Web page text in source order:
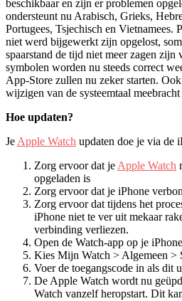
beschikbaar en zijn er problemen
ondersteunt nu Arabisch, Grieks,
Portugees, Tsjechisch en Vietnamees.
niet werd bijgewerkt zijn opgelost,
spaarstand de tijd niet meer zagen zijn
symbolen worden nu steeds correct
App-Store zullen nu zeker starten.
wijzigen van de systeemtaal
Hoe updaten?
Je Apple Watch updaten doe je via de
Zorg ervoor dat je Apple Watch
opgeladen is
Zorg ervoor dat je iPhone
Zorg ervoor dat tijdens het
iPhone niet te ver uit mekaar
verbinding verliezen.
Open de Watch-app op je
Kies Mijn Watch > Algemeen >
Voer de toegangscode in als dit
De Apple Watch wordt nu
Watch vanzelf heropstart. Dit